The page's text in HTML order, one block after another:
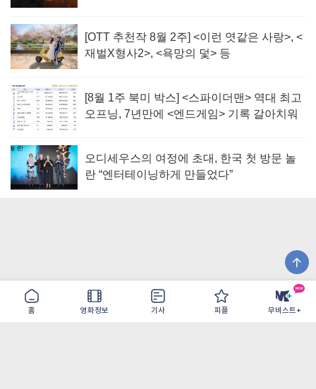
홈 영화정보 기사 피플 무비스트+
[OTT 추천작 8월 2주] <이런 엿같은 사랑>, <
재벌X형사2>, <욕망의 덫> 등
[8월 1주 북미 박스] <스파이더맨> 역대 최고
오프닝, 7년만에 <엔드게임> 기록 갈아치워
오디세우스의 여정에 초대, 한국 첫 방문 놀
란 “엔터테이닝하게 만들었다”